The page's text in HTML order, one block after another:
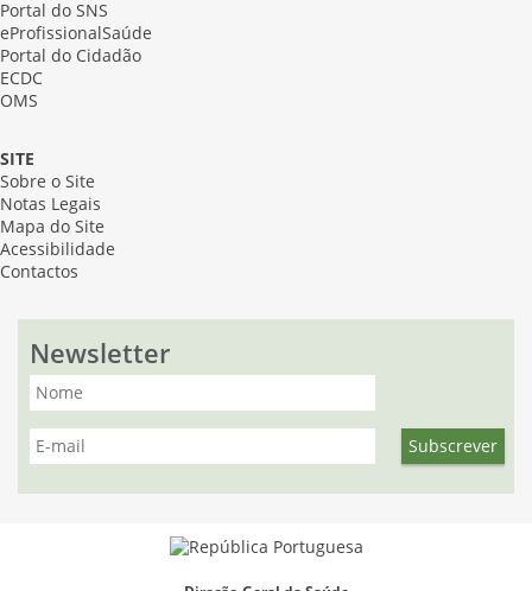
Portal do SNS
eProfissionalSaúde
Portal do Cidadão
ECDC
OMS
SITE
Sobre o Site
Notas Legais
Mapa do Site
Acessibilidade
Contactos
Newsletter